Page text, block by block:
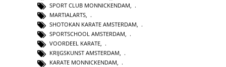
SPORT CLUB MONNICKENDAM,
MARTIALARTS,
SHOTOKAN KARATE AMSTERDAM,
SPORTSCHOOL AMSTERDAM,
VOORDEEL KARATE,
KRIJGSKUNST AMSTERDAM,
KARATE MONNICKENDAM,